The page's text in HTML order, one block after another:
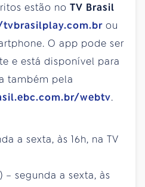
estão no TV Brasil
ou
O app pode ser
e está disponível para
também pela
webtv.
a sexta, às 16h, na TV
– segunda a sexta, às